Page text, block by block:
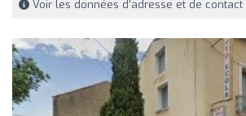
Voir les données d'adresse et de contact